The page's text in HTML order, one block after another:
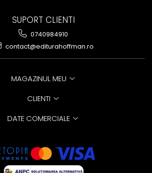
SUPORT CLIENTI
0740984910
contact@editurahoffman.ro
MAGAZINUL MEU
CLIENTI
DATE COMERCIALE